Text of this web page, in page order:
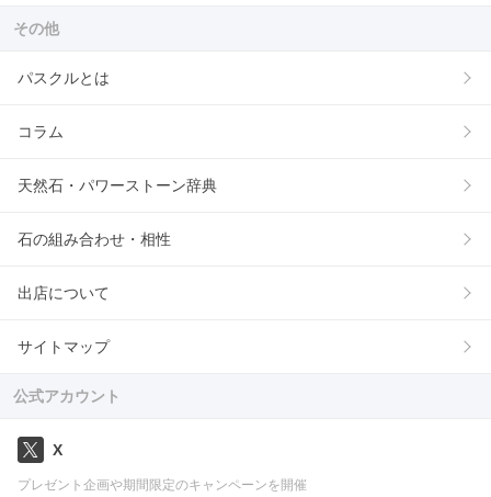
その他
パスクルとは
コラム
天然石・パワーストーン辞典
石の組み合わせ・相性
出店について
サイトマップ
公式アカウント
X
プレゼント企画や期間限定のキャンペーンを開催